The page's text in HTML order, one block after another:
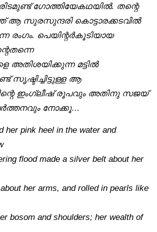
ഗോത്തിയേകഥയിൽ. തന്റെ
ആ സുരസുന്ദരി കൊട്ടാരക്കടവിൽ
രംഗം. പെയിന്റർകൂടിയായ
അതിശയിക്കുന്ന മട്ടിൽ
സൃഷ്ടിച്ചിട്ടുള്ള ആ
ഇംഗ്ലീഷ് രൂപവും അതിനു സജയ്
നോക്കൂ…
her pink heel in the water and
flood made a silver belt about her
her arms, and rolled in pearls like
bosom and shoulders; her wealth of